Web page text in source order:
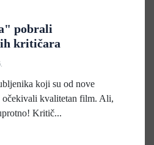
pobrali
kritičara
koji su od nove
očekivali kvalitetan film. Ali,
Kritič...